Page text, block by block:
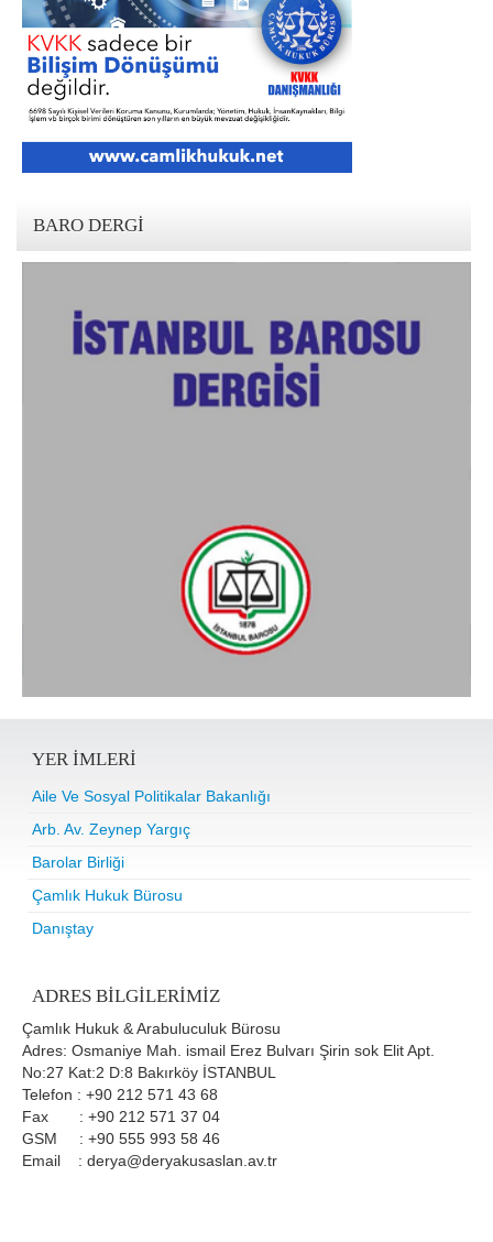
BARO DERGI
YER IMLERI
Aile Ve Sosyal Politikalar Bakanlığı
Arb. Av. Zeynep Yargıç
Barolar Birliği
Çamlık Hukuk Bürosu
Danıştay
ADRES BILGILERIMIZ
Çamlık Hukuk & Arabuluculuk Bürosu
Adres: Osmaniye Mah. ismail Erez Bulvarı Şirin sok Elit Apt.
No:27 Kat:2 D:8 Bakırköy İSTANBUL
Telefon : +90 212 571 43 68
Fax : +90 212 571 37 04
GSM : +90 555 993 58 46
Email : derya@deryakusaslan.av.tr